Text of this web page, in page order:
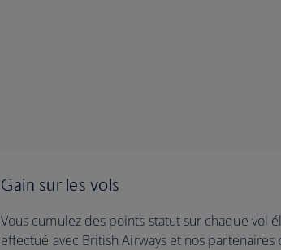
Gain sur les vols
Vous cumulez des points statut sur chaque vol
effectué avec British Airways et nos partenaires